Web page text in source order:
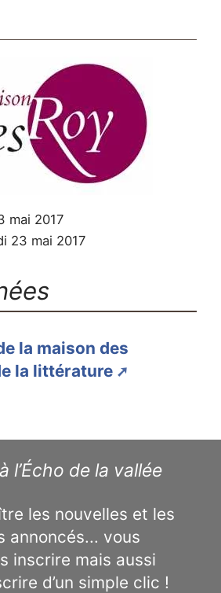
mai 2017
23 mai 2017
la maison des
la littérature
l’Écho de la vallée
les nouvelles et les
annoncés... vous
inscrire mais aussi
d’un simple clic !